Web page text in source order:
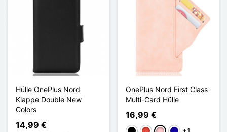
Hülle OnePlus Nord
Klappe Double New
Colors
14,99 €
OnePlus Nord First Class
Multi-Card Hülle
16,99 €